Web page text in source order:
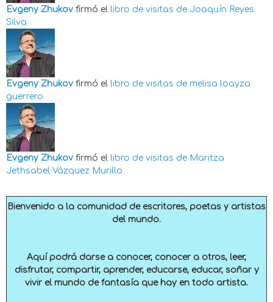
Evgeny Zhukov firmó el libro de visitas de Joaquín Reyes
Silva
Evgeny Zhukov firmó el libro de visitas de melisa loayza
guerrero
Evgeny Zhukov firmó el libro de visitas de Maritza
Jethsabel Vázquez Murillo
Bienvenido a la comunidad de escritores, poetas y artistas
del mundo.
Aquí podrá darse a conocer, conocer a otros, leer,
disfrutar, compartir, aprender, educarse, educar, soñar y
vivir el mundo de fantasía que hay en todo artista.